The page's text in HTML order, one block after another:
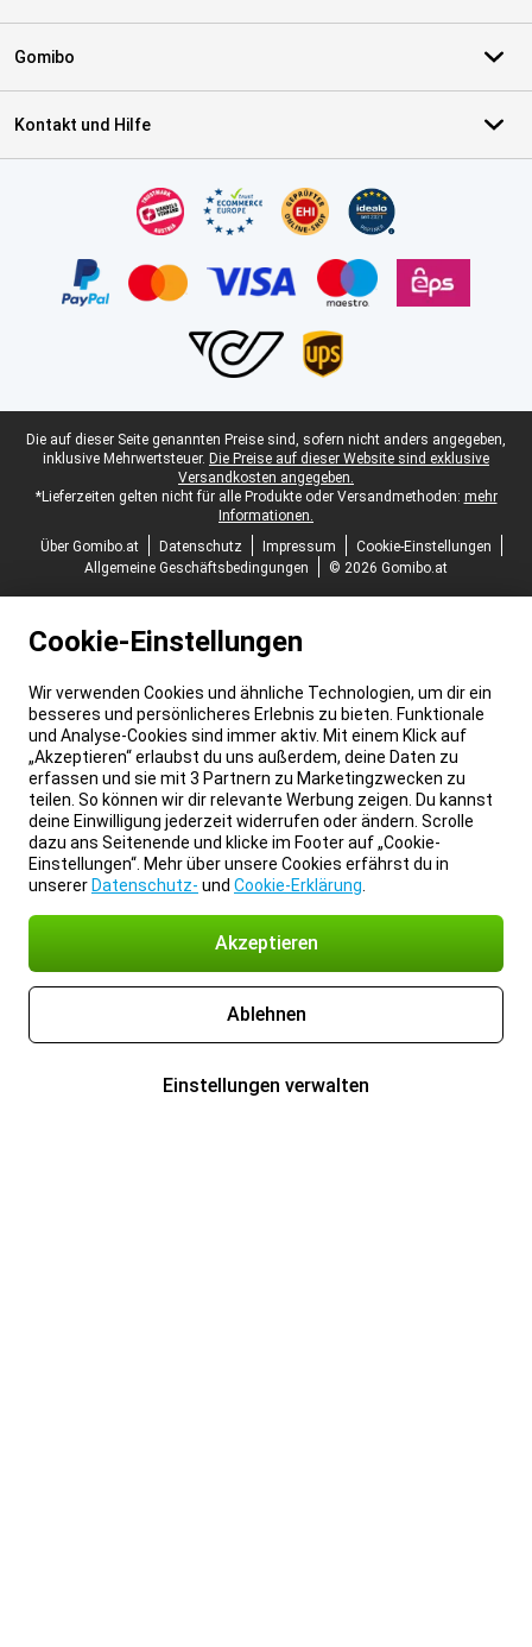
Gomibo
Kontakt und Hilfe
Juristische Fußzeile
Die auf dieser Seite genannten Preise sind, sofern nicht anders angegeben,
inklusive Mehrwertsteuer. Die Preise auf dieser Website sind exklusive
Versandkosten angegeben.
*Lieferzeiten gelten nicht für alle Produkte oder Versandmethoden: mehr
Informationen.
Über Gomibo.at
Datenschutz Impressum
Cookie-Einstellungen
Allgemeine Geschäftsbedingungen
© 2026 Gomibo.at
Cookie-Einstellungen
Wir verwenden Cookies und ähnliche Technologien, um dir ein
besseres und persönlicheres Erlebnis zu bieten. Funktionale
und Analyse-Cookies sind immer aktiv. Mit einem Klick auf
„Akzeptieren“ erlaubst du uns außerdem, deine Daten zu
erfassen und sie mit 3 Partnern zu Marketingzwecken zu
teilen. So können wir dir relevante Werbung zeigen. Du kannst
deine Einwilligung jederzeit widerrufen oder ändern. Scrolle
dazu ans Seitenende und klicke im Footer auf „Cookie-
Einstellungen“. Mehr über unsere Cookies erfährst du in
unserer Datenschutz- und Cookie-Erklärung
Akzeptieren
Ablehnen
Einstellungen verwalten